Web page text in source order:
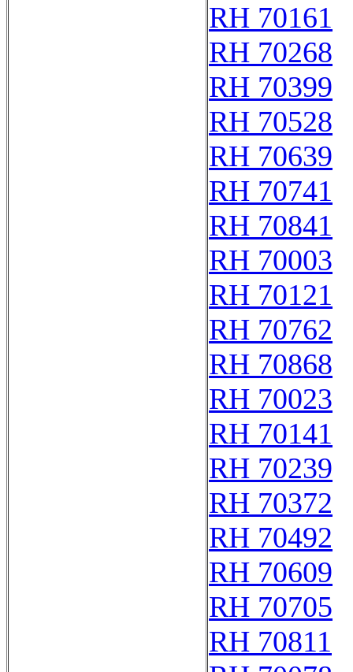
RH 70161
RH 70268
RH 70399
RH 70528
RH 70639
RH 70741
RH 70841
RH 70003
RH 70121
RH 70762
RH 70868
RH 70023
RH 70141
RH 70239
RH 70372
RH 70492
RH 70609
RH 70705
RH 70811